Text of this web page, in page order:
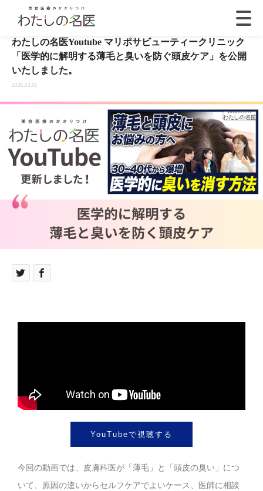
わたしの名医Youtube マリポサビューティークリニック
「医学的に解明する薄毛と臭いを防ぐ頭皮ケア」を公開
いたしました。
2026.03.06
YouTubeで視聴する
今回の動画では、皮膚科医が「薄毛」と「頭皮の臭い」につ
いて、原因の違いからセルフケアでよいケース、医師に相談